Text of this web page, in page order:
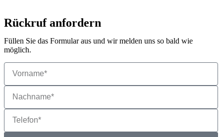
Rückruf anfordern
Füllen Sie das Formular aus und wir melden uns so bald wie
möglich.